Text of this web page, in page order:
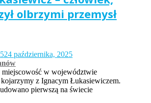
olbrzymi przemysł
24 października, 2025
w województwie
z Ignacym Łukasiewiczem.
pierwszą na świecie